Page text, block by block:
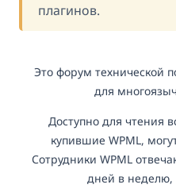
плагинов.
Это форум технической
для
Доступно для чтения
купившие WPML,
Сотрудники WPML
дней в неделю,